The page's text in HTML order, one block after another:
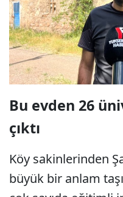
Bu evden 26
çıktı
Köy sakinlerinden
büyük bir anlam